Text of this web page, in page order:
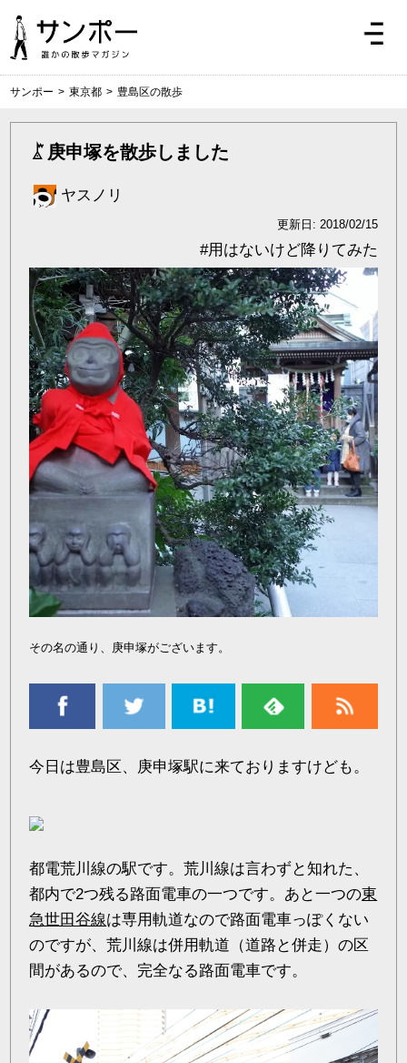
サンポー > 東京都 > 豊島区の散歩
庚申塚を散歩しました
ヤスノリ
更新日: 2018/02/15
#用はないけど降りてみた
その名の通り、庚申塚がございます。
今日は豊島区、庚申塚駅に来ておりますけども。
都電荒川線の駅です。荒川線は言わずと知れた、
都内で2つ残る路面電車の一つです。あと一つの東
急世田谷線は専用軌道なので路面電車っぽくない
のですが、荒川線は併用軌道（道路と併走）の区
間があるので、完全なる路面電車です。